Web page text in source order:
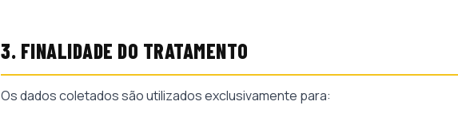
3. FINALIDADE DO TRATAMENTO
Os dados coletados são utilizados exclusivamente para: